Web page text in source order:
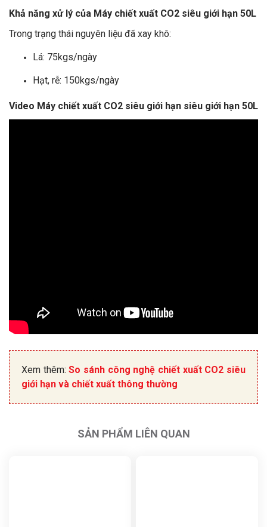
Khả năng xử lý của Máy chiết xuất CO2 siêu giới hạn 50L
Trong trạng thái nguyên liệu đã xay khô:
Lá: 75kgs/ngày
Hạt, rễ: 150kgs/ngày
Video Máy chiết xuất CO2 siêu giới hạn siêu giới hạn 50L
Xem thêm:So sánh công nghệ chiết xuất CO2 siêu
giới hạn và chiết xuất thông thường
SẢN PHẨM LIÊN QUAN